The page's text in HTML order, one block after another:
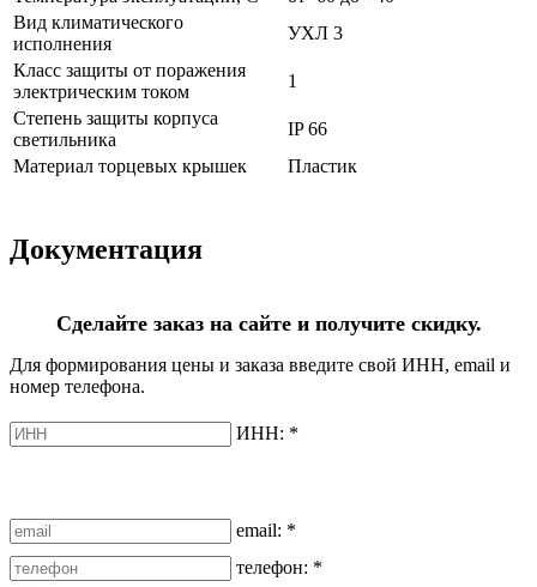
Вид климатического
исполнения
УХЛ 3
Класс защиты от поражения
электрическим током
1
Степень защиты корпуса
светильника
IP 66
Материал торцевых крышек
Пластик
Документация
Сделайте заказ на сайте и получите скидку.
Для формирования цены и заказа введите свой ИНН, email и
номер телефона.
ИНН: *
email: *
телефон: *